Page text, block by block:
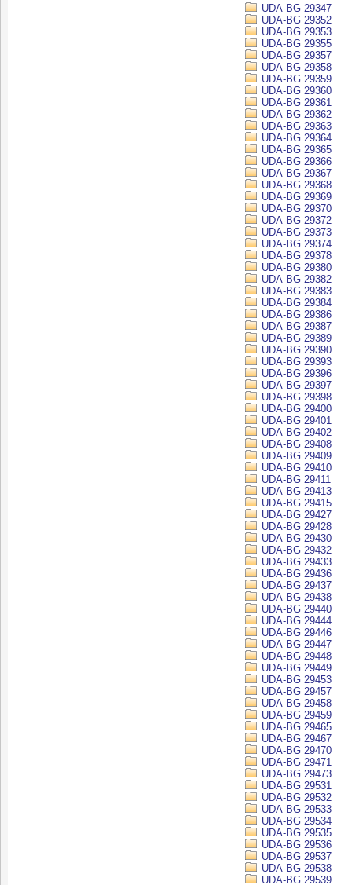
UDA-BG 29347
UDA-BG 29352
UDA-BG 29353
UDA-BG 29355
UDA-BG 29357
UDA-BG 29358
UDA-BG 29359
UDA-BG 29360
UDA-BG 29361
UDA-BG 29362
UDA-BG 29363
UDA-BG 29364
UDA-BG 29365
UDA-BG 29366
UDA-BG 29367
UDA-BG 29368
UDA-BG 29369
UDA-BG 29370
UDA-BG 29372
UDA-BG 29373
UDA-BG 29374
UDA-BG 29378
UDA-BG 29380
UDA-BG 29382
UDA-BG 29383
UDA-BG 29384
UDA-BG 29386
UDA-BG 29387
UDA-BG 29389
UDA-BG 29390
UDA-BG 29393
UDA-BG 29396
UDA-BG 29397
UDA-BG 29398
UDA-BG 29400
UDA-BG 29401
UDA-BG 29402
UDA-BG 29408
UDA-BG 29409
UDA-BG 29410
UDA-BG 29411
UDA-BG 29413
UDA-BG 29415
UDA-BG 29427
UDA-BG 29428
UDA-BG 29430
UDA-BG 29432
UDA-BG 29433
UDA-BG 29436
UDA-BG 29437
UDA-BG 29438
UDA-BG 29440
UDA-BG 29444
UDA-BG 29446
UDA-BG 29447
UDA-BG 29448
UDA-BG 29449
UDA-BG 29453
UDA-BG 29457
UDA-BG 29458
UDA-BG 29459
UDA-BG 29465
UDA-BG 29467
UDA-BG 29470
UDA-BG 29471
UDA-BG 29473
UDA-BG 29531
UDA-BG 29532
UDA-BG 29533
UDA-BG 29534
UDA-BG 29535
UDA-BG 29536
UDA-BG 29537
UDA-BG 29538
UDA-BG 29539